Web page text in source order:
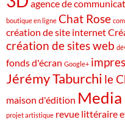
agence de
boutique en ligne Chat Rose
création de site internet
création de sites web
fonds d'écran Google+
Jérémy Taburchi le
maison d'édition
projet artistique revue littéraire